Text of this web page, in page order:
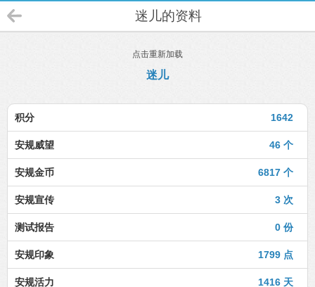
迷儿的资料
点击重新加载
迷儿
1642
积分
46 个
安规威望
6817 个
安规金币
3 次
安规宣传
0 份
测试报告
1799 点
安规印象
1416 天
安规活力